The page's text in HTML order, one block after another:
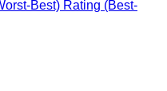
Best) Rating (Best-